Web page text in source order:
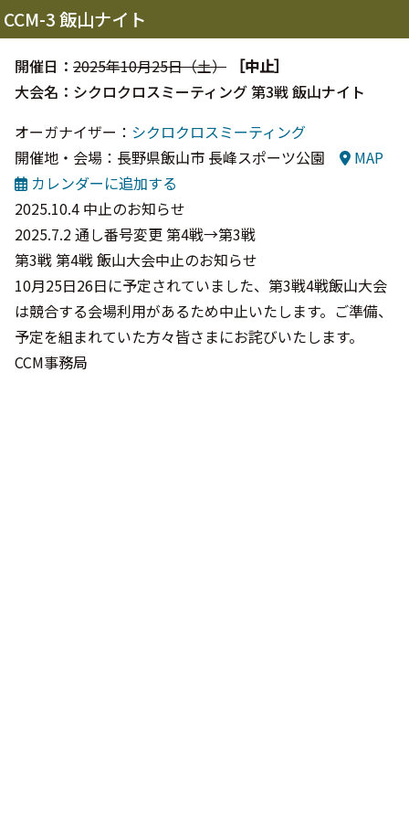
CCM-3 飯山ナイト
開催日： 2025年10月25日（土）
［中止］
大会名：シクロクロスミーティング 第3戦 飯山ナイト
オーガナイザー： シクロクロスミーティング
開催地・会場：長野県飯山市 長峰スポーツ公園
MAP
カレンダーに追加する
2025.10.4 中止のお知らせ
2025.7.2 通し番号変更 第4戦→第3戦
第3戦 第4戦 飯山大会中止のお知らせ
10月25日26日に予定されていました、第3戦4戦飯山大会
は競合する会場利用があるため中止いたします。ご準備、
予定を組まれていた方々皆さまにお詫びいたします。
CCM事務局